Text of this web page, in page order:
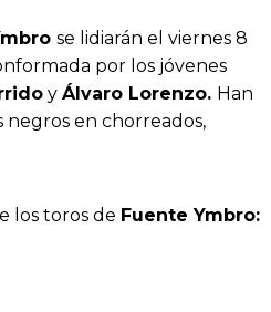
se lidiarán el viernes 8
por los jóvenes
y Álvaro Lorenzo. Han
negros en chorreados,
los toros de Fuente Ymbro: